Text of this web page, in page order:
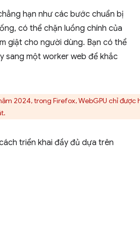
hạn như các bước chuẩn bị
có thể chặn luồng chính của
giật cho người dùng. Bạn có thể
sang một worker web để khắc
2024, trong Firefox, WebGPU chỉ được
triển khai đầy đủ dựa trên